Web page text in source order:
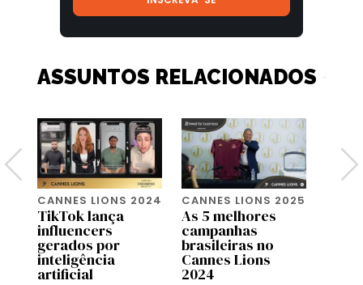
ASSUNTOS RELACIONADOS
CANNES LIONS 2024
TikTok lança
influencers
gerados por
inteligência
artificial
CANNES LIONS 2025
As 5 melhores
campanhas
brasileiras no
Cannes Lions
2024